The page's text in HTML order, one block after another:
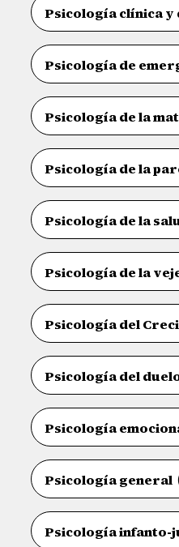
Psicología clínica y
Psicología de
Psicología de la
Psicología de la
Psicología de la
Psicología de la
Psicología del
Psicología del
Psicología
Psicología general
Psicología infanto-